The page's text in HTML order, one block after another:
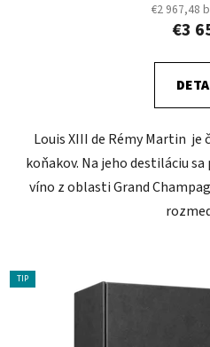
€2 967,48
€3
Louis XIII de Rémy Martin je
koňakov. Na jeho destiláciu
víno z oblasti Grand
TIP